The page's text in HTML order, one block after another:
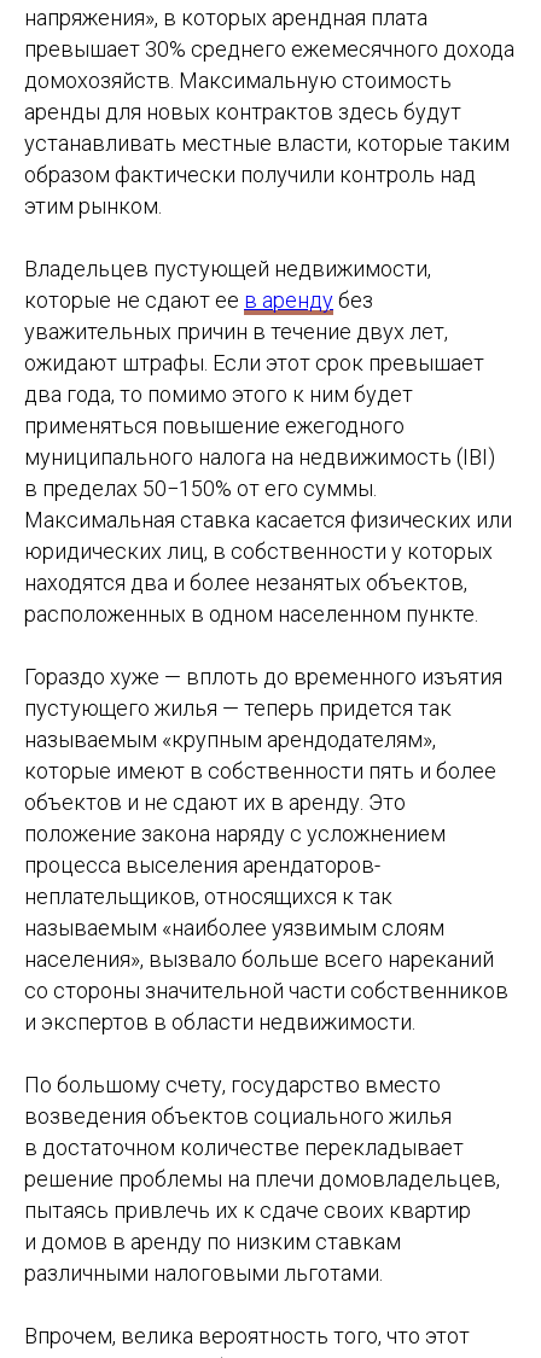
напряжения», в которых арендная плата
превышает 30% среднего ежемесячного дохода
домохозяйств. Максимальную стоимость
аренды для новых контрактов здесь будут
устанавливать местные власти, которые таким
образом фактически получили контроль над
этим рынком.
Владельцев пустующей недвижимости,
которые не сдают ее в арендубез
уважительных причин в течение двух лет,
ожидают штрафы. Если этот срок превышает
два года, то помимо этого к ним будет
применяться повышение ежегодного
муниципального налога на недвижимость (IBI)
в пределах 50−150% от его суммы.
Максимальная ставка касается физических или
юридических лиц, в собственности у которых
находятся два и более незанятых объектов,
расположенных в одном населенном пункте.
Гораздо хуже — вплоть до временного изъятия
пустующего жилья — теперь придется так
называемым «крупным арендодателям»,
которые имеют в собственности пять и более
объектов и не сдают их в аренду. Это
положение закона наряду с усложнением
процесса выселения арендаторов-
неплательщиков, относящихся к так
называемым «наиболее уязвимым слоям
населения», вызвало больше всего нареканий
со стороны значительной части собственников
и экспертов в области недвижимости.
По большому счету, государство вместо
возведения объектов социального жилья
в достаточном количестве перекладывает
решение проблемы на плечи домовладельцев,
пытаясь привлечь их к сдаче своих квартир
и домов в аренду по низким ставкам
различными налоговыми льготами.
Впрочем, велика вероятность того, что этот
переезд в Испанию
и не знаете, с чего начать?
Как с вами связаться?
Ваш номер телефона
Ваш email
Мы поможем разобраться с
документами, визами, учебой, жильем